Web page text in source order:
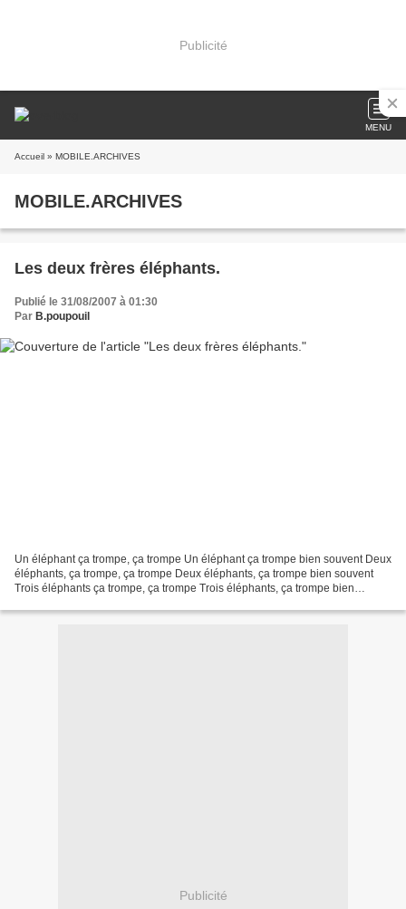
Publicité
MENU
Accueil » MOBILE.ARCHIVES
MOBILE.ARCHIVES
Les deux frères éléphants.
Publié le 31/08/2007 à 01:30
Par B.poupouil
Un éléphant ça trompe, ça trompe Un éléphant ça trompe bien souvent Deux
éléphants, ça trompe, ça trompe Deux éléphants, ça trompe bien souvent
Trois éléphants ça trompe, ça trompe Trois éléphants, ça trompe bien
Publicité